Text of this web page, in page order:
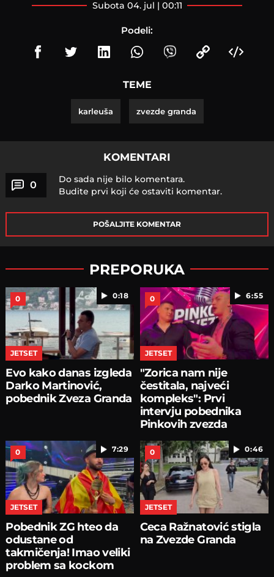
subota 04. jul | 00:11
Podeli:
TEME
karleuša zvezde granda
KOMENTARI
0
Do sada nije bilo komentara.
Budite prvi koji će ostaviti komentar.
POŠALJITE KOMENTAR
PREPORUKA
0:18
0
JETSET
Evo kako danas izgleda
Darko Martinović,
pobednik Zveza Granda
6:55
0
JETSET
"Zorica nam nije
čestitala, najveći
kompleks": Prvi
intervju pobednika
Pinkovih zvezda
7:29
0
JETSET
Pobednik ZG hteo da
odustane od
takmičenja! Imao veliki
problem sa kockom
0:46
0
JETSET
Ceca Ražnatović stigla
na Zvezde Granda